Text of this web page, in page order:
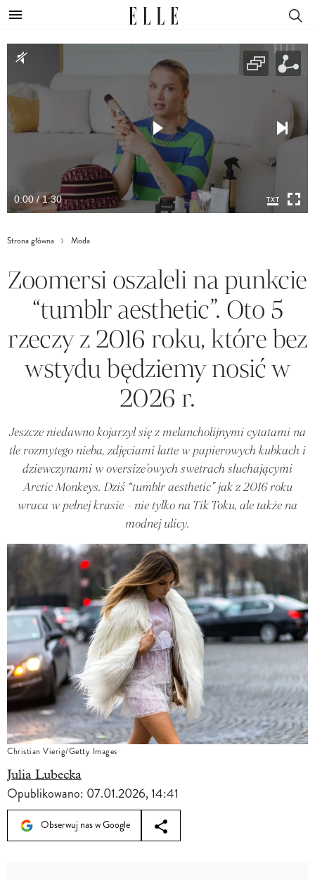
0:00 / 1:30
Strona główna Moda
Zoomersi oszaleli na punkcie
“tumblr aesthetic”. Oto 5
rzeczy z 2016 roku, które bez
wstydu będziemy nosić w
2026 r.
Jeszcze niedawno kojarzył się z melancholijnymi cytatami na
tle rozmytego nieba, zdjęciami latte w papierowych kubkach i
dziewczynami w oversize’owych swetrach słuchającymi
Arctic Monkeys. Dziś “tumblr aesthetic” jak z 2016 roku
wraca w pełnej krasie - nie tylko na Tik Toku, ale także na
modnej ulicy.
Christian Vierig/Getty Images
Julia Lubecka
Opublikowano: 07.01.2026, 14:41
Obserwuj nas w Google